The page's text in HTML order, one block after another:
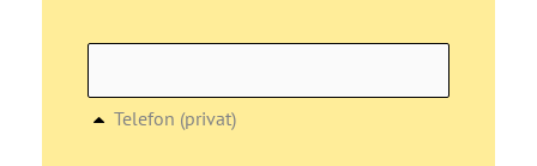
Telefon (privat)